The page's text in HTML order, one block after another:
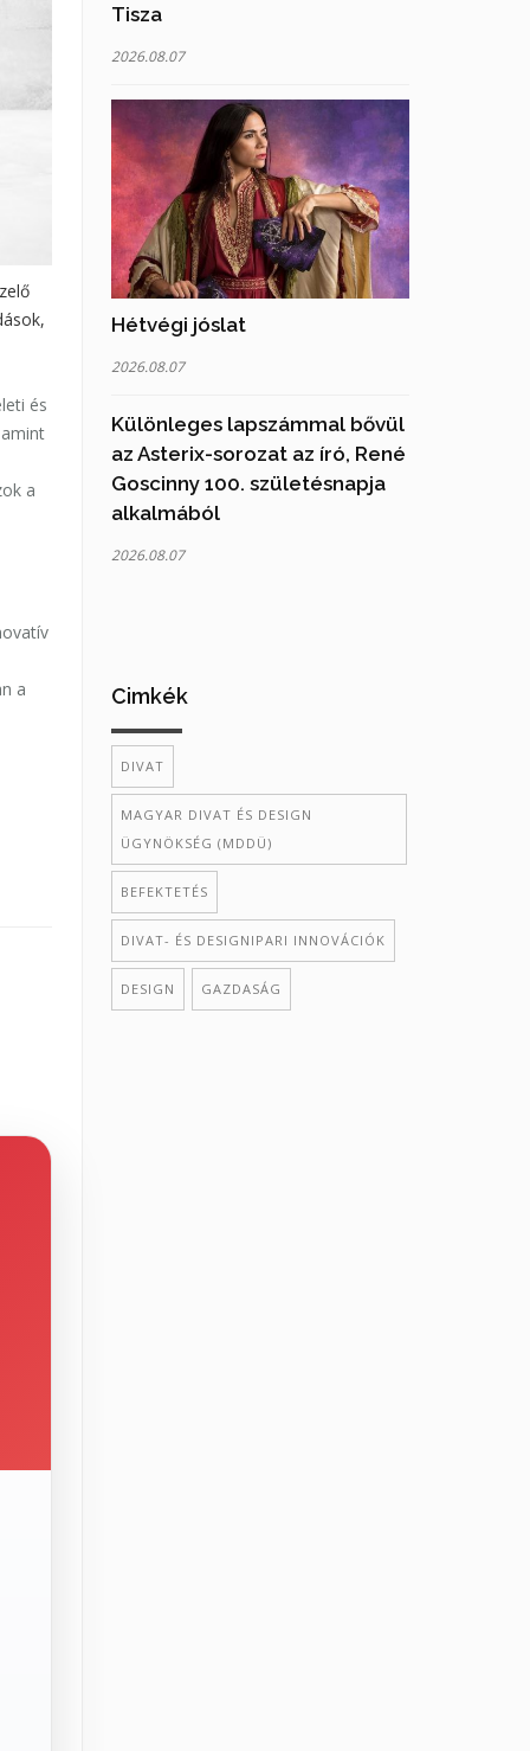
és
a
a
Tisza
2026.08.07
Hétvégi jóslat
2026.08.07
Különleges lapszámmal bővül
az Asterix-sorozat az író, René
Goscinny 100. születésnapja
alkalmából
2026.08.07
Cimkék
DIVAT
MAGYAR DIVAT ÉS DESIGN
ÜGYNÖKSÉG (MDDÜ)
BEFEKTETÉS
DIVAT- ÉS DESIGNIPARI INNOVÁCIÓK
DESIGN GAZDASÁG